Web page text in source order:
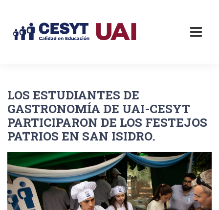
LOS ESTUDIANTES DE
GASTRONOMÍA DE UAI-CESYT
PARTICIPARON DE LOS FESTEJOS
PATRIOS EN SAN ISIDRO.